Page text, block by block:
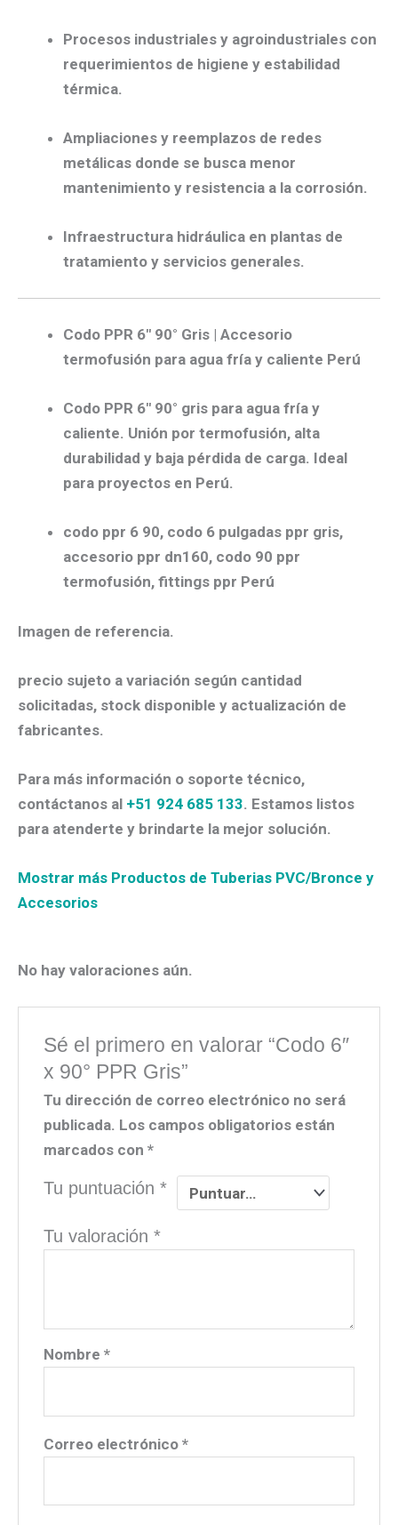
Procesos industriales y agroindustriales con
requerimientos de higiene y estabilidad
térmica.
Ampliaciones y reemplazos de redes
metálicas donde se busca menor
mantenimiento y resistencia a la corrosión.
Infraestructura hidráulica en plantas de
tratamiento y servicios generales.
Codo PPR 6″ 90° Gris | Accesorio
termofusión para agua fría y caliente Perú
Codo PPR 6″ 90° gris para agua fría y
caliente. Unión por termofusión, alta
durabilidad y baja pérdida de carga. Ideal
para proyectos en Perú.
codo ppr 6 90, codo 6 pulgadas ppr gris,
accesorio ppr dn160, codo 90 ppr
termofusión, fittings ppr Perú
Imagen de referencia.
precio sujeto a variación según cantidad
solicitadas, stock disponible y actualización de
fabricantes.
Para más información o soporte técnico,
contáctanos al +51 924 685 133. Estamos listos
para atenderte y brindarte la mejor solución.
Mostrar más Productos de Tuberias PVC/Bronce y
Accesorios
No hay valoraciones aún.
Sé el primero en valorar “Codo 6″
x 90° PPR Gris”
Tu dirección de correo electrónico no será
publicada. Los campos obligatorios están
marcados con*
Tu puntuación*
Tu valoración*
Nombre*
Correo electrónico*